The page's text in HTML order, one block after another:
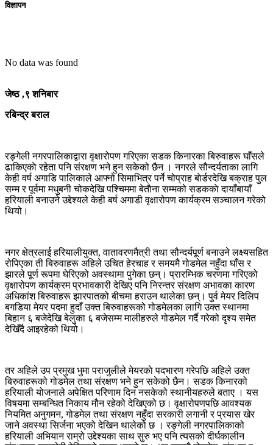
विज्ञापन
No data was found
जेष्ठ ,९ शनिबार
रबिन्द्र बराल
रङ्गेली नगरपालिकाद्वारा वृक्षारोपण गरिएका सडक किनारका बिरुवाहरू घाँसले
ढाकिएकाे रहेता पनि संरक्षण भने हुन सकेको छैन । नगरले सौन्दर्यताका लागि
केही वर्ष अगाडि पालिकाले आफ्नो सिमाभित्र पर्ने चोप्राह बाेर्डरदेखि बक्राह पुल
सम्म र पूर्वमा मधुबनी चोकदेखि पश्चिममा बेताैना सम्मको सडककाे दायाँबायाँ
हरियाली बनाउने उद्देश्यले केही बर्ष अगाडी वृक्षारोपण कार्यक्रम सञ्चालन गरेको
थियो।
नगर क्षेत्रलाई हरियालीयुक्त, वातावरणमैत्री तथा सौन्दर्यपूर्ण बनाउने लक्ष्यसहित
रोपिएका ती बिरुवाहरू अहिले उचित हेरचाह र समयमै गोडमेल नहुँदा घाँस र
झारले पूर्ण रूपमा घेरिएको अवस्थामा पुगेका छन्। प्रारम्भिक चरणमा गरिएको
वृक्षारोपण कार्यक्रम प्रभावकारी देखिए पनि निरन्तर संरक्षण अभावका कारण
अधिकांश बिरुवाहरू झारपातको बीचमा हराउन थालेका छन्। पुर्व मेयर दिलिप
बगडिया मेयर पदमा हुदाँ उक्त बिरुवाहरूको गोडमेलका लागि उक्त स्थानमा
बिहान ६ बजेदेखि बेलुका ६ बजेसम्म मालीहरुले गोडमेल गर्दै गरेको दृश्य समेत
देखिँदै आइरहेको थियो।
तर अहिले उप प्रमुख भुमा पराजुलीले मेयरकाे पदभारण गरेपछि अहिले उक्त
बिरुवाहरूको गोडमेल तथा संरक्षण भने हुन सकेको छैन। सडक किनारको
हरियाली योजनाले अपेक्षित परिणाम दिन नसकेको स्थानीयहरुले बताए । यस
विषयमा सम्बन्धित निकाय मौन रहेको देखिएको छ। वृक्षारोपणपछि आवश्यक
नियमित अनुगमन, गोडमेल तथा संरक्षण नहुँदा सरकारी लगानी र प्रयास खेर
जाने अवस्था सिर्जना भएको देखिन थालेको छ । रङ्गेली नगरपालिकाको
हरियाली अभियान राम्रो उद्देश्यका साथ सुरु भए पनि त्यसको दीर्घकालीन